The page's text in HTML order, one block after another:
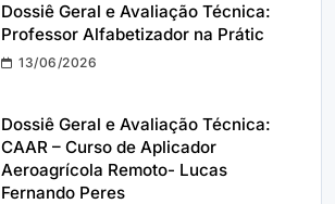
Dossiê Geral e Avaliação Técnica:
Professor Alfabetizador na Prátic
13/06/2026
Dossiê Geral e Avaliação Técnica:
CAAR – Curso de Aplicador
Aeroagrícola Remoto- Lucas
Fernando Peres